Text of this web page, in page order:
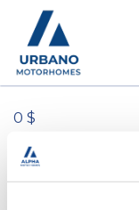
0 $
Tous les produits